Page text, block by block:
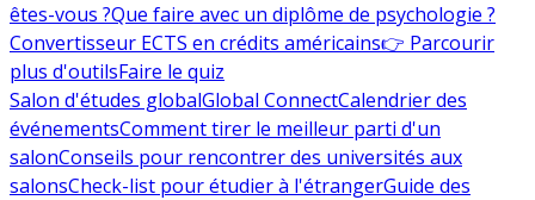
êtes-vous ?Que faire avec un diplôme de psychologie ?
Convertisseur ECTS en crédits américains👉 Parcourir
plus d'outilsFaire le quiz
Salon d'études globalGlobal ConnectCalendrier des
événementsComment tirer le meilleur parti d'un
salonConseils pour rencontrer des universités aux
salonsCheck-list pour étudier à l'étrangerGuide des